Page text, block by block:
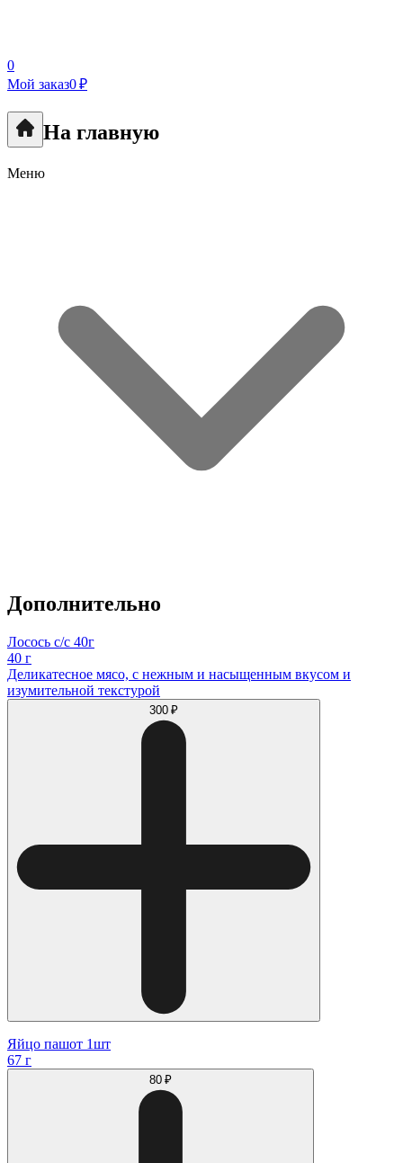
0
Мой заказ0 ₽
На главную
Меню
Дополнительно
Лосось с/с 40г
40 г
Деликатесное мясо, с нежным и насыщенным вкусом и
изумительной текстурой
300 ₽
Яйцо пашот 1шт
67 г
80 ₽